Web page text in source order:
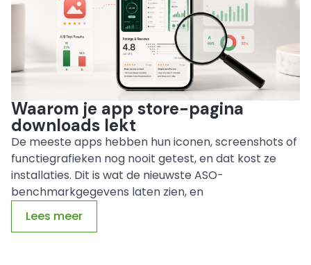
Waarom je app store-pagina
downloads lekt
De meeste apps hebben hun iconen, screenshots of
functiegrafieken nog nooit getest, en dat kost ze
installaties. Dit is wat de nieuwste ASO-
benchmarkgegevens laten zien, en
Lees meer